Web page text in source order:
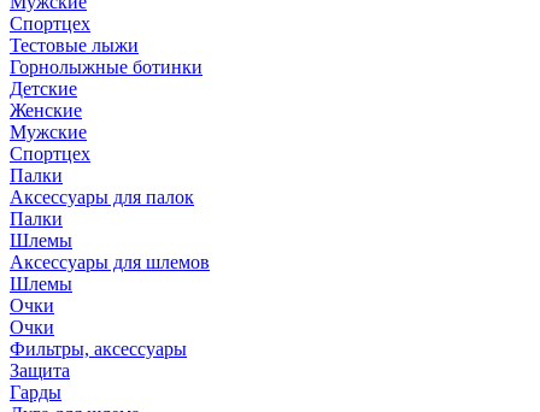
Спортцех
Тестовые лыжи
Горнолыжные ботинки
Детские
Женские
Мужские
Спортцех
Палки
Аксессуары для палок
Палки
Шлемы
Аксессуары для шлемов
Шлемы
Очки
Очки
Фильтры, аксессуары
Защита
Гарды